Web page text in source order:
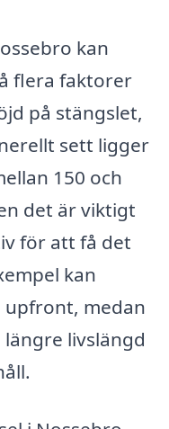
kan
flera faktorer
på stängslet,
sett ligger
150 och
det är viktigt
för att få det
kan
medan
livslängd